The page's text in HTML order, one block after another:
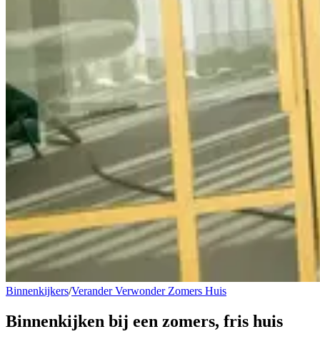
Binnenkijkers/Verander Verwonder Zomers Huis
Binnenkijken bij een zomers, fris huis